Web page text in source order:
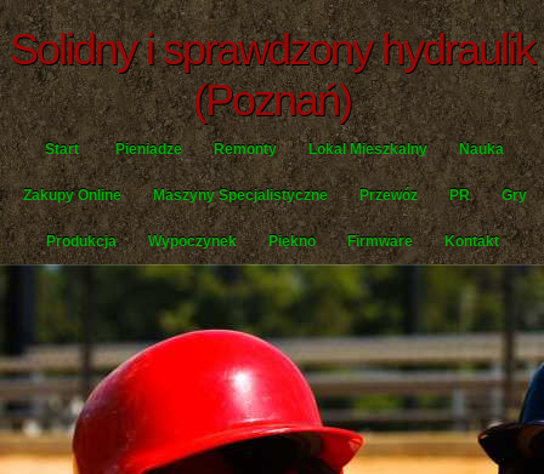
Solidny i sprawdzony hydraulik
(Poznań)
Start Pieniądze Remonty Lokal Mieszkalny Nauka
Zakupy Online Maszyny Specjalistyczne Przewóz PR Gry
Produkcja Wypoczynek Piękno Firmware Kontakt